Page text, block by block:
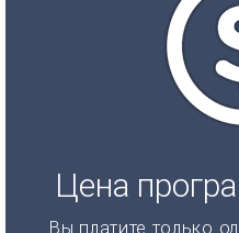
Цена
Вы платите только